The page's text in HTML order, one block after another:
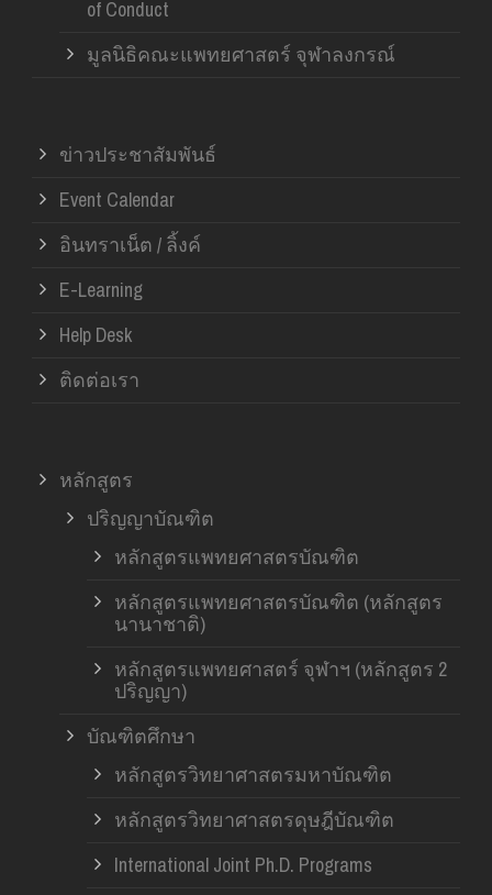
of Conduct
มูลนิธิคณะแพทยศาสตร์ จุฬาลงกรณ์
ข่าวประชาสัมพันธ์
Event Calendar
อินทราเน็ต / ลิ้งค์
E-Learning
Help Desk
ติดต่อเรา
หลักสูตร
ปริญญาบัณฑิต
หลักสูตรแพทยศาสตรบัณฑิต
หลักสูตรแพทยศาสตรบัณฑิต (หลักสูตร
นานาชาติ)
หลักสูตรแพทยศาสตร์ จุฬาฯ (หลักสูตร 2
ปริญญา)
บัณฑิตศึกษา
หลักสูตรวิทยาศาสตรมหาบัณฑิต
หลักสูตรวิทยาศาสตรดุษฎีบัณฑิต
International Joint Ph.D. Programs